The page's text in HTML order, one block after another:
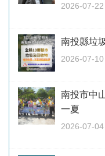
2026-07-
南投縣垃
2026-07-
南投市中
一夏
2026-07-